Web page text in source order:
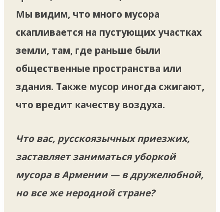
Мы видим, что много мусора
скапливается на пустующих участках
земли, там, где раньше были
общественные пространства или
здания. Также мусор иногда сжигают,
что вредит качеству воздуха.
Что вас, русскоязычных приезжих,
заставляет заниматься уборкой
мусора в Армении — в дружелюбной,
но все же неродной стране?